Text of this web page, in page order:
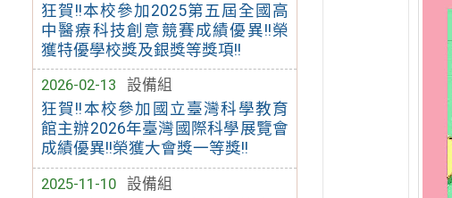
狂賀!!本校參加2025第五屆全國高
中醫療科技創意競賽成績優異!!榮
獲特優學校獎及銀獎等獎項!!
2026-02-13
設備組
狂賀!!本校參加國立臺灣科學教育
館主辦2026年臺灣國際科學展覽會
成績優異!!榮獲大會獎一等獎!!
2025-11-10
設備組